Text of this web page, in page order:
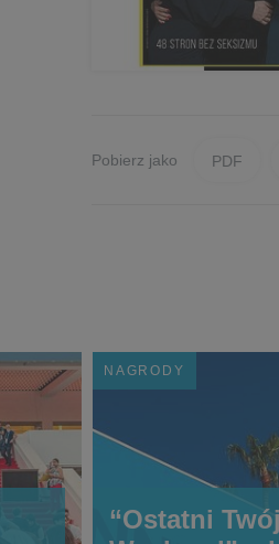
Pobierz jako PDF
NAGRODY
“Ostatni Twój